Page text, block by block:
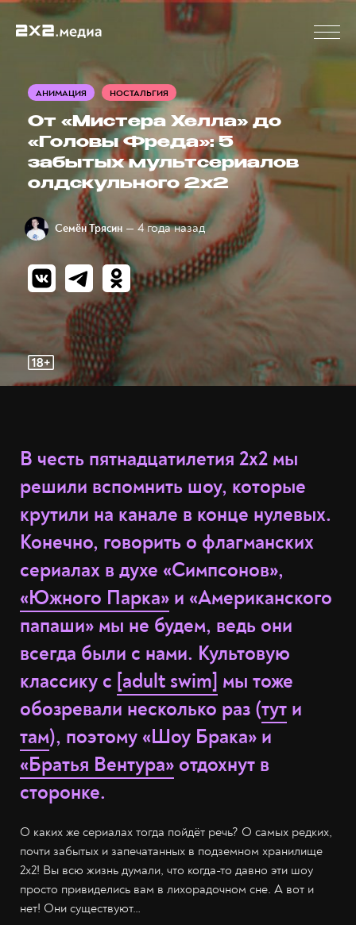
АНИМАЦИЯ НОСТАЛЬГИЯ
От «Мистера Хелла» до
«Головы Фреда»: 5
забытых мультсериалов
олдскульного 2x2
Семён Трясин — 4 года назад
В честь пятнадцатилетия 2x2 мы
решили вспомнить шоу, которые
крутили на канале в конце нулевых.
Конечно, говорить о флагманских
сериалах в духе «Симпсонов»,
«Южного Парка» и «Американского
папаши» мы не будем, ведь они
всегда были с нами. Культовую
классику с [adult swim] мы тоже
обозревали несколько раз (тут и
там), поэтому «Шоу Брака» и
«Братья Вентура» отдохнут в
сторонке.
О каких же сериалах тогда пойдёт речь? О самых редких,
почти забытых и запечатанных в подземном хранилище
2x2! Вы всю жизнь думали, что когда-то давно эти шоу
просто привиделись вам в лихорадочном сне. А вот и
нет! Они существуют…